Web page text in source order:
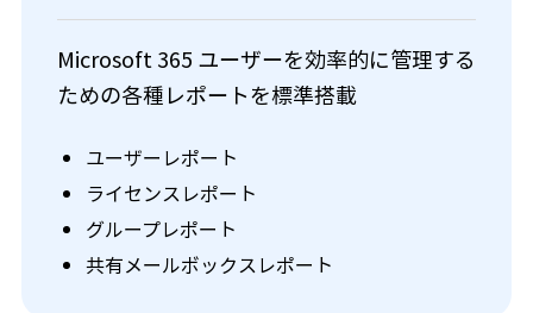
Microsoft 365 ユーザーを効率的に管理する
ための各種レポートを標準搭載
ユーザーレポート
ライセンスレポート
グループレポート
共有メールボックスレポート